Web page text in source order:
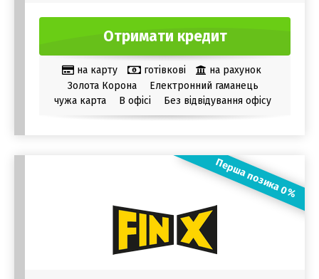
Отримати кредит
на карту готівкові
на рахунок
Золота Корона
Електронний гаманець
чужа карта
В офісі Без відвідування офісу
Перша позика 0%